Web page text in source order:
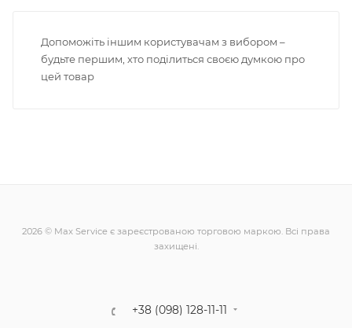
Допоможіть іншим користувачам з вибором –
будьте першим, хто поділиться своєю думкою про
цей товар
2026 © Max Service є зареєстрованою торговою маркою. Всі права
захищені.
+38 (098) 128-11-11